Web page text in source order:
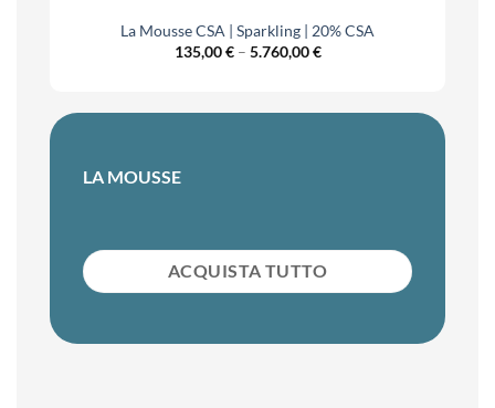
LA MOUSSE
ACQUISTA TUTTO
La Mousse CSA | Sparkling | 20% CSA
135,00€ – 5.760,00€Price